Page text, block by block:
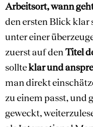
Arbeitsort, wann
den ersten Blick klar
unter einer
zuerst auf denTitel
sollteklar und
man direkt
zu einem passt, und
geweckt,